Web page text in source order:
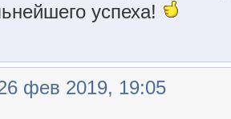
успеха!
фев 2019, 19:05